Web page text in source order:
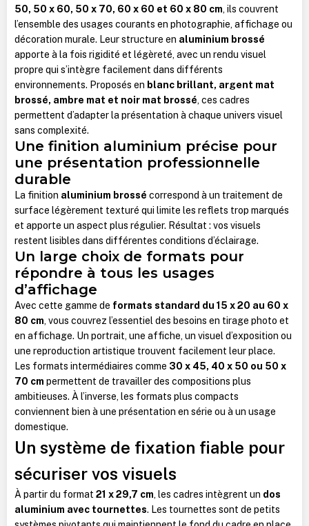
50, 50 x 60, 50 x 70, 60 x 60 et 60 x 80 cm, ils couvrent
l’ensemble des usages courants en photographie, affichage ou
décoration murale. Leur structure en aluminium brossé
apporte à la fois rigidité et légèreté, avec un rendu visuel
propre qui s’intègre facilement dans différents
environnements. Proposés en blanc brillant, argent mat
brossé, ambre mat et noir mat brossé, ces cadres
permettent d’adapter la présentation à chaque univers visuel
sans complexité.
Une finition aluminium précise pour
une présentation professionnelle
durable
La finition aluminium brossé correspond à un traitement de
surface légèrement texturé qui limite les reflets trop marqués
et apporte un aspect plus régulier. Résultat : vos visuels
restent lisibles dans différentes conditions d’éclairage.
Un large choix de formats pour
répondre à tous les usages
d’affichage
Avec cette gamme de formats standard du 15 x 20 au 60 x
80 cm, vous couvrez l’essentiel des besoins en tirage photo et
en affichage. Un portrait, une affiche, un visuel d’exposition ou
une reproduction artistique trouvent facilement leur place.
Les formats intermédiaires comme 30 x 45, 40 x 50 ou 50 x
70 cm permettent de travailler des compositions plus
ambitieuses. À l’inverse, les formats plus compacts
conviennent bien à une présentation en série ou à un usage
domestique.
Un système de fixation fiable pour
sécuriser vos visuels
À partir du format 21 x 29,7 cm, les cadres intègrent un dos
aluminium avec tournettes. Les tournettes sont de petits